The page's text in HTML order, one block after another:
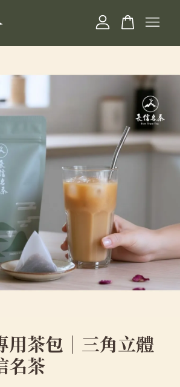
用茶包｜三角立體
名茶